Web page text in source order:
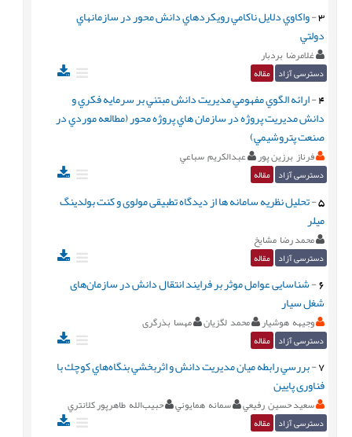
3
-واكاوي دلايل ناكامي رويكردهاي دانش محور در سازمانهاي
دولتي
غلامرضا بردبار
دسترسی آزاد مقاله
4
-ارائه الگوي مفهومي مديريت دانش مبتني بر سرمايه فکري و
دانش مديريت پروژه در سازمان هاي پروژه محور (مطالعه موردي در
صنعت پتروشيمي)
فرناز برزین پور عبدالکريم سباعي
دسترسی آزاد مقاله
5
-تحلیل نظریه سامانه ها از دیدگاه تطبیقی مولوی و کنت بولدینگ
میلر
محمد رضا مشایخ
دسترسی آزاد مقاله
6
-شناسایی عوامل موثر بر فرایند انتقال دانش در سازمان‌های
شغل سیار
وجیهه هوشیار محمد لگزیان مهسا بذرگری
دسترسی آزاد مقاله
7
-بررسي رابطه ميان مديريت دانش و اثربخشي بنگاه‌هاي كوچك با
فناوری پايين
سعيد حسين رفيعي سمانه همايوني حبيب‌الله طاهرپور كلانتري
دسترسی آزاد مقاله